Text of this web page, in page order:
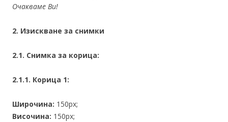
Очакваме Ви!
2. Изискване за снимки
2.1. Снимка за корица:
2.1.1. Корица 1:
Широчина: 150px;
Височина: 150px;